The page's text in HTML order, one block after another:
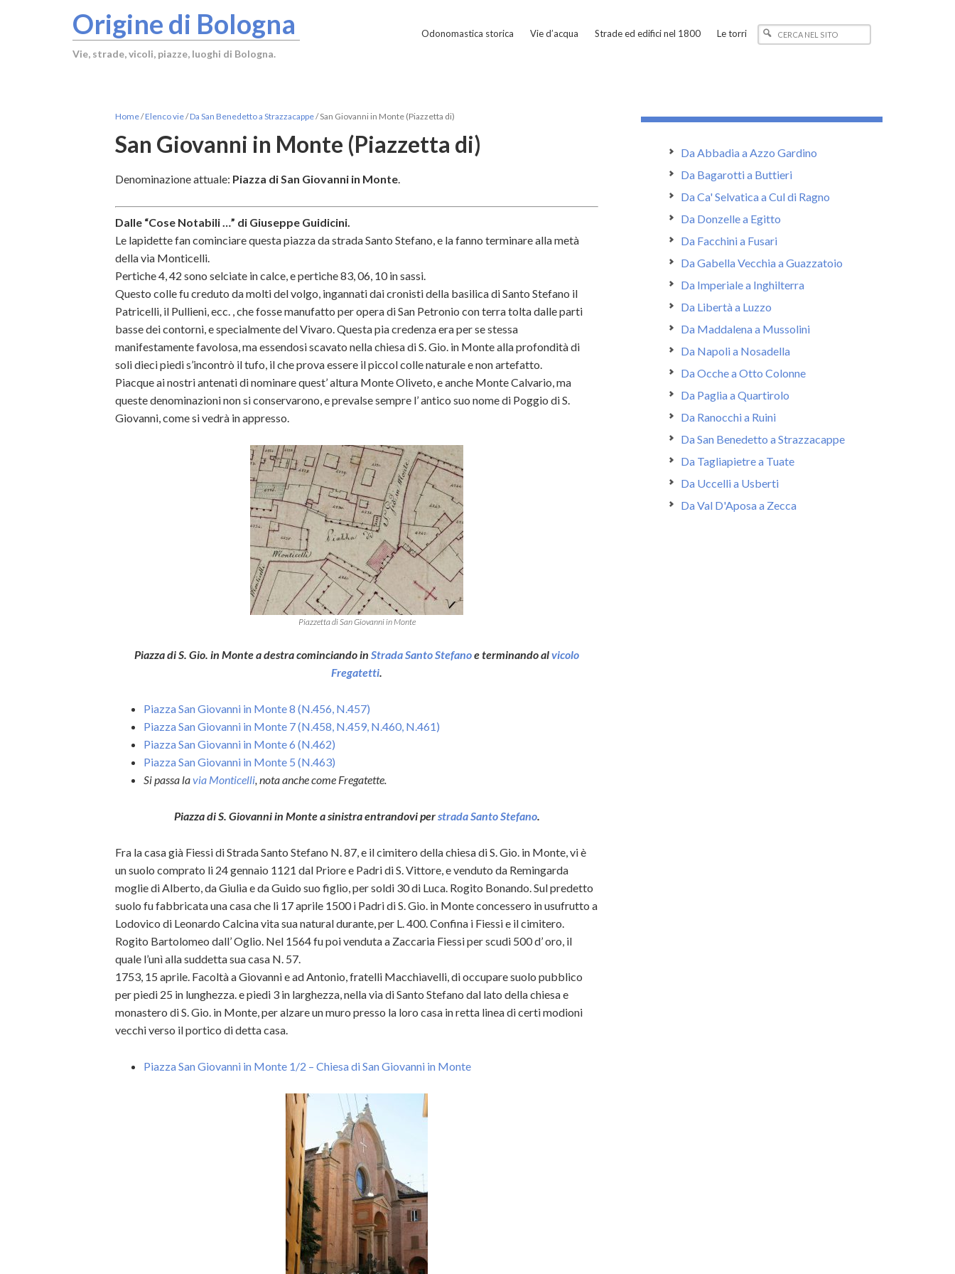
Origine di Bologna
Vie, strade, vicoli, piazze, luoghi di Bologna.
Odonomastica storica Vie d’acqua Strade ed edifici nel 1800 Le torri
Home/Elenco vie/Da San Benedetto a Strazzacappe/San Giovanni in Monte (Piazzetta di)
San Giovanni in Monte (Piazzetta di)
Denominazione attuale: Piazza di San Giovanni in Monte.
Dalle “Cose Notabili …” di Giuseppe Guidicini.
Le lapidette fan cominciare questa piazza da strada Santo Stefano, e la fanno terminare alla metà
della via Monticelli.
Pertiche 4, 42 sono selciate in calce, e pertiche 83, 06, 10 in sassi.
Questo colle fu creduto da molti del volgo, ingannati dai cronisti della basilica di Santo Stefano il
Patricelli, il Pullieni, ecc. , che fosse manufatto per opera di San Petronio con terra tolta dalle parti
basse dei contorni, e specialmente del Vivaro. Questa pia credenza era per se stessa
manifestamente favolosa, ma essendosi scavato nella chiesa di S. Gio. in Monte alla profondità di
soli dieci piedi s’incontrò il tufo, il che prova essere il piccol colle naturale e non artefatto.
Piacque ai nostri antenati di nominare quest’ altura Monte Oliveto, e anche Monte Calvario, ma
queste denominazioni non si conservarono, e prevalse sempre l’ antico suo nome di Poggio di S.
Giovanni, come si vedrà in appresso.
Piazzetta di San Giovanni in Monte
Piazza di S. Gio. in Monte a destra cominciando in Strada Santo Stefanoe terminando alvicolo
Fregatetti.
Piazza San Giovanni in Monte 8 (N.456, N.457)
Piazza San Giovanni in Monte 7 (N.458, N.459, N.460, N.461)
Piazza San Giovanni in Monte 6 (N.462)
Piazza San Giovanni in Monte 5 (N.463)
Si passa lavia Monticelli, nota anche come Fregatette.
Piazza di S. Giovanni in Monte a sinistra entrandovi perstrada Santo Stefano.
Fra la casa già Fiessi di Strada Santo Stefano N. 87, e il cimitero della chiesa di S. Gio. in Monte, vi è
un suolo comprato li 24 gennaio 1121 dal Priore e Padri di S. Vittore, e venduto da Remingarda
moglie di Alberto, da Giulia e da Guido suo figlio, per soldi 30 di Luca. Rogito Bonando. Sul predetto
suolo fu fabbricata una casa che li 17 aprile 1500 i Padri di S. Gio. in Monte concessero in usufrutto a
Lodovico di Leonardo Calcina vita sua natural durante, per L. 400. Confina i Fiessi e il cimitero.
Rogito Bartolomeo dall’ Oglio. Nel 1564 fu poi venduta a Zaccaria Fiessi per scudi 500 d’ oro, il
quale l’unì alla suddetta sua casa N. 57.
1753, 15 aprile. Facoltà a Giovanni e ad Antonio, fratelli Macchiavelli, di occupare suolo pubblico
per piedi 25 in lunghezza. e piedi 3 in larghezza, nella via di Santo Stefano dal lato della chiesa e
monastero di S. Gio. in Monte, per alzare un muro presso la loro casa in retta linea di certi modioni
vecchi verso il portico di detta casa.
Piazza San Giovanni in Monte 1/2 – Chiesa di San Giovanni in Monte
Da Abbadia a Azzo Gardino
Da Bagarotti a Buttieri
Da Ca' Selvatica a Cul di Ragno
Da Donzelle a Egitto
Da Facchini a Fusari
Da Gabella Vecchia a Guazzatoio
Da Imperiale a Inghilterra
Da Libertà a Luzzo
Da Maddalena a Mussolini
Da Napoli a Nosadella
Da Ocche a Otto Colonne
Da Paglia a Quartirolo
Da Ranocchi a Ruini
Da San Benedetto a Strazzacappe
Da Tagliapietre a Tuate
Da Uccelli a Usberti
Da Val D'Aposa a Zecca